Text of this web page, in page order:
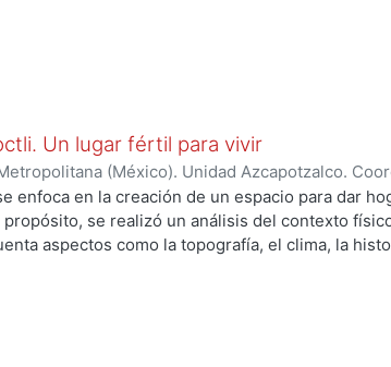
Un lugar fértil para vivir
(México). Unidad Azcapotzalco.
,2023-06-30)Campa Cruz, Claudia Alondra;
Chávez Jiménez, Marisol
enfoca en la creación de un espacio para dar
se realizó un análisis del contexto
aspectos como la topografía, el clima, la